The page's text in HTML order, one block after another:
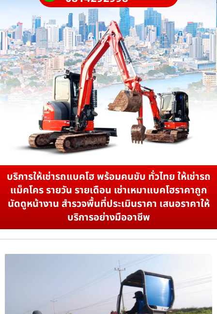
บริการให้เช่ารถแบคโฮ พร้อมคนขับ ทั่วไทย ให้เช่ารถ
แม็คโคร รายวัน รายเดือน เช่าเหมาแบคโฮราคาถูก
นัดดูหน้างาน สำรวจพื้นที่ประเมินราคา เสนอราคาให้
บริการอย่างมืออาชีพ